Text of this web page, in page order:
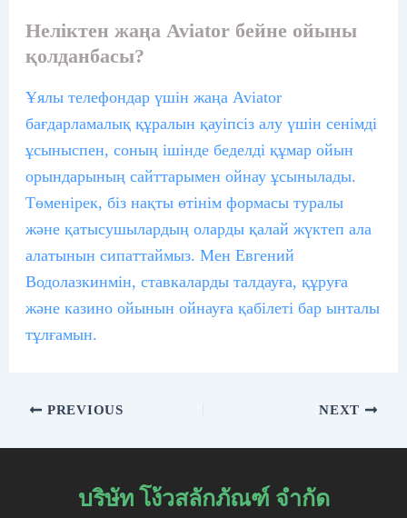
Неліктен жаңа Aviator бейне ойыны
қолданбасы?
Ұялы телефондар үшін жаңа Aviator
бағдарламалық құралын қауіпсіз алу үшін сенімді
ұсыныспен, соның ішінде беделді құмар ойын
орындарының сайттарымен ойнау ұсынылады.
Төменірек, біз нақты өтінім формасы туралы
және қатысушылардың оларды қалай жүктеп ала
алатынын сипаттаймыз. Мен Евгений
Водолазкинмін, ставкаларды талдауға, құруға
және казино ойынын ойнауға қабілеті бар ынталы
тұлғамын.
PREVIOUS NEXT
บริษัท โง้วสลักภัณฑ์ จำกัด